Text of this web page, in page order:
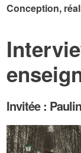
Conception,
Invitée :